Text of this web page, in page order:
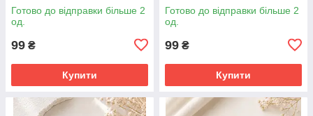
Готово до відправки більше 2
од.
99 ₴
Купити
Готово до відправки більше 2
од.
99 ₴
Купити